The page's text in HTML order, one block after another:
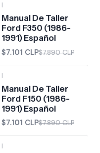
|
Manual De Taller
Ford F350 (1986-
1991) Español
$7.101 CLP$7.890 CLP
|
Manual De Taller
Ford F150 (1986-
1991) Español
$7.101 CLP$7.890 CLP
|